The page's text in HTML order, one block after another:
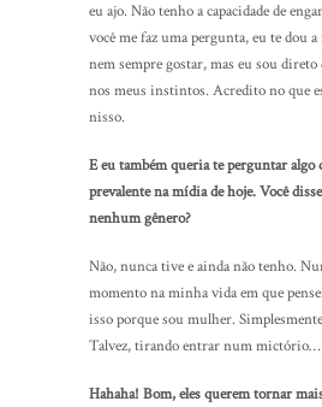
eu ajo. Não tenho a capacidade de
você me faz uma pergunta, eu te dou a
nem sempre gostar, mas eu sou
nos meus instintos. Acredito no que
nisso.
E eu também queria te perguntar algo
prevalente na mídia de hoje. Você
nenhum gênero?
Não, nunca tive e ainda não tenho.
momento na minha vida em que
isso porque sou mulher.
Talvez, tirando entrar num mictório…
Hahaha! Bom, eles querem tornar